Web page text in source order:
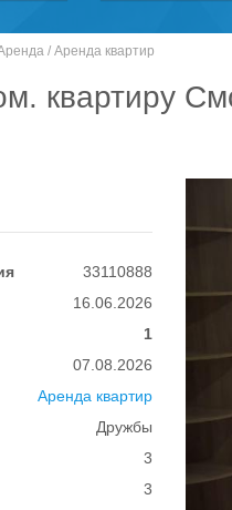
/ Аренда квартир
квартиру
33110888
16.06.2026
1
07.08.2026
Аренда квартир
Дружбы
3
3